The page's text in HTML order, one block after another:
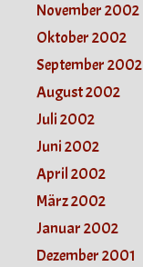
November 2002
Oktober 2002
September 2002
August 2002
Juli 2002
Juni 2002
April 2002
März 2002
Januar 2002
Dezember 2001